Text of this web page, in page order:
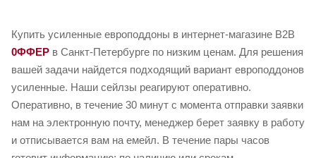
Купить усиленные европоддоны в интернет-магазине B2B
0ФФЕР в Санкт-Петербурге по низким ценам. Для решения
вашей задачи найдется подходящий вариант европоддонов
усиленные. Наши сейлзы реагируют оперативно.
Оперативно, в течение 30 минут с момента отправки заявки
нам на электронную почту, менеджер берет заявку в работу
и отписывается вам на емейл. В течение пары часов